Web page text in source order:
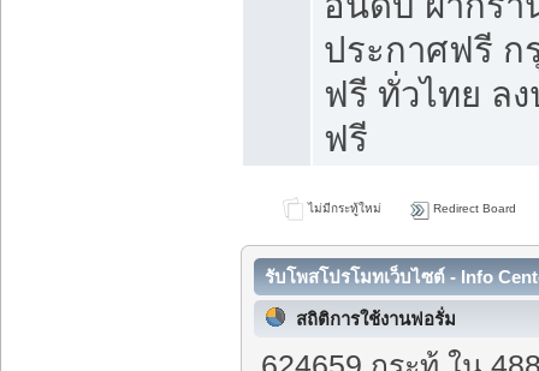
ประกาศฟรี ก
ฟรี ทั่วไทย ล
ฟรี
ไม่มีกระทู้ใหม่ Redirect Board
รับโพสโปรโมทเว็บไซต์ - Info
สถิติการใช้งานฟอรั่ม